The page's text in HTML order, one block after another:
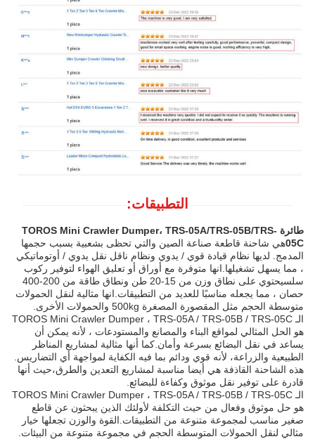
التطبيقات:
طائرة TOROS Mini Crawler Dumper، TRS-05A/TRS-05B/TRS-
05Cهي شاحنة قاطعة صناعة الصين والتي تحظى بشعبية بسبب حجمها
المدمج. لديها نظام قيادة قوي / يدوي ونظام ناقل نقل يدوي / أوتوماتيكي
، مما يسهل تشغيلها.انها متوفرة مع أوراق أو تعليق الهواء لتوفير ركوب
سلسيحتوي على نطاق وزن من 15-20 طن ونطاق طاقة من 200-400
حصان ، مما يجعله مناسبًا للعديد من التطبيقات.انها مثالية لنقل الحمولات
متوسطة الحجم مثل المقصورة المصغرة 500kg والحمولات الأخرى.
الـ TOROS Mini Crawler Dumper ، TRS-05A / TRS-05B / TRS-05C
هو الحل المثالي لمواقع البناء والمصانع والمستودعات ، لأنه يمكن أن
يساعد في نقل البضائع بسرعة وأمان.كما أنها مثالية لمشاريع المناظر
الطبيعية والزراعة، لأنه قوي ودائم بما فيه الكفاية لمواجهة أي التضاريس.
هذه الشاحنة القاذفة هي أيضا مناسبة لمشاريع التعدين والطرق،حيث أنها
قادرة على توفير نقل موثوق وكفاءة للبضائع.
الـ TOROS Mini Crawler Dumper ، TRS-05A / TRS-05B / TRS-05C
هو حل موثوق وفعال من حيث التكلفة لأولئك الذين يبحثون عن قاطع
صغير مناسب لمجموعة متنوعة من التطبيقات.القوة والوزن تجعلها خيار
مثالي لنقل الحمولات المتوسطة الحجم في مجموعة متنوعة من البيئات.